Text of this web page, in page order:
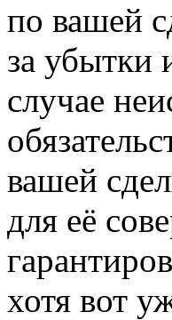
по вашей
за убытки
случае
вашей
для её
хотя вот